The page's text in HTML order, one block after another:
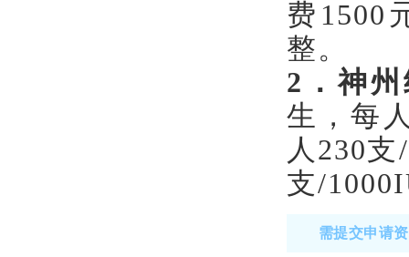
费1500
整。
2 ．神
生，每
人230
支/
需提交申请